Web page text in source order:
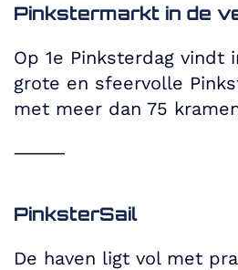
Pinkstermarkt in de
Op 1e Pinksterdag vindt
grote en sfeervolle
met meer dan 75
⸻
PinksterSail
De haven ligt vol met